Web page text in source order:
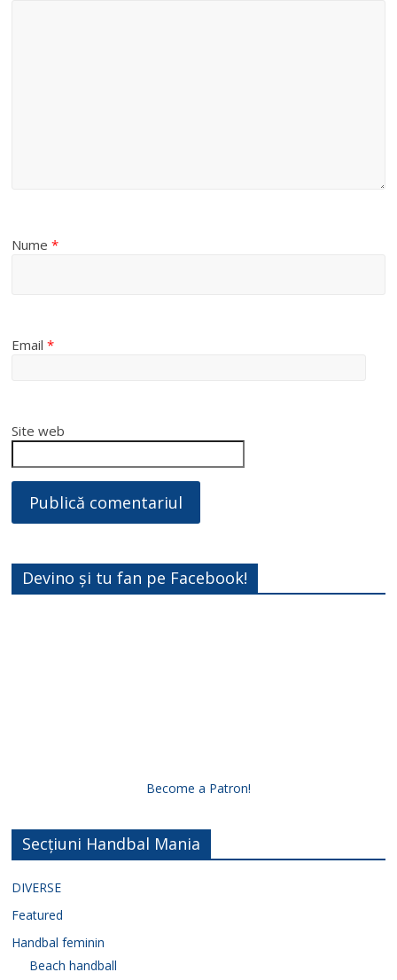
Nume*
Email*
Site web
Devino și tu fan pe Facebook!
Become a Patron!
Secțiuni Handbal Mania
DIVERSE
Featured
Handbal feminin
Beach handball